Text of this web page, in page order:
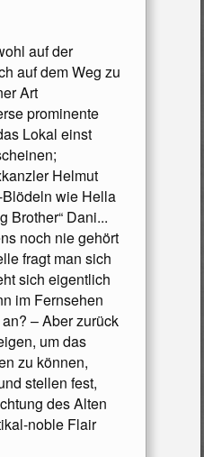
auf der
auf dem Weg zu
Art
prominente
Lokal einst
Helmut
wie Hella
Brother“ Dani...
noch nie gehört
fragt man sich
sich eigentlich
im Fernsehen
– Aber zurück
um das
zu können,
stellen fest,
des Alten
noble Flair